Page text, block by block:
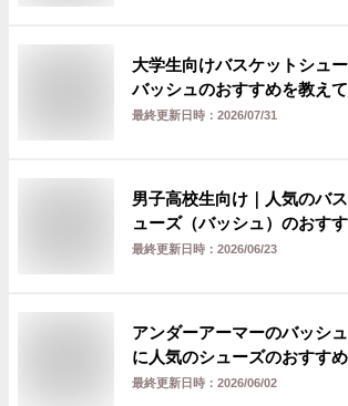
大学生向けバスケットシュ
バッシュのおすすめを教えて
最終更新日時： 2026/07/31
男子高校生向け｜人気のバ
ューズ（バッシュ）のおす
最終更新日時： 2026/06/23
アンダーアーマーのバッシ
に人気のシューズのおすす
最終更新日時： 2026/06/02